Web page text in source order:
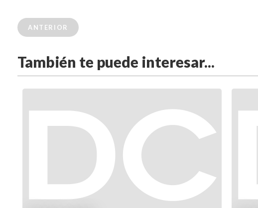
ANTERIOR
También te puede interesar...